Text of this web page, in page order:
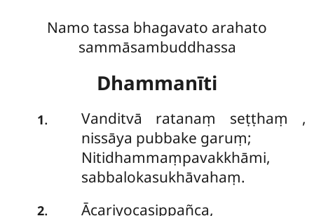
Namo tassa bhagavato arahato
sammāsambuddhassa
Dhammanīti
1. Vanditvā ratanaṃ seṭṭhaṃ ,
nissāya pubbake garuṃ;
Nitidhammaṃpavakkhāmi,
sabbalokasukhāvahaṃ.
2.
Ācariyocasippañca,